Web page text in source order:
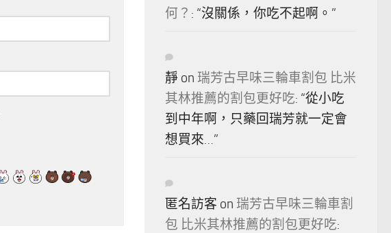
何？ : “沒關係，你吃不起啊。 ”
靜 on 瑞芳古早味三輪車割包 比米
其林推薦的割包更好吃: “從小吃
到中年啊，只藥回瑞芳就一定會
想買來…”
匿名訪客 on 瑞芳古早味三輪車割
包 比米其林推薦的割包更好吃: